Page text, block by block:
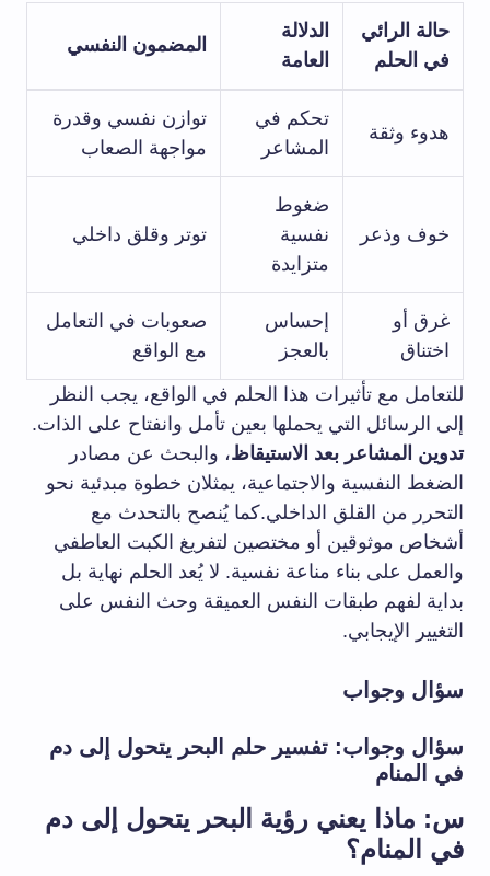
حالة الرائي
في الحلم
الدلالة
العامة
المضمون النفسي
هدوء وثقة
تحكم في
المشاعر
توازن نفسي وقدرة
مواجهة الصعاب
خوف وذعر
ضغوط
نفسية
متزايدة
توتر وقلق داخلي
غرق أو
اختناق
إحساس
بالعجز
صعوبات في التعامل
مع الواقع
للتعامل مع تأثيرات هذا الحلم في الواقع، يجب النظر
إلى الرسائل التي يحملها بعين تأمل وانفتاح على الذات.
تدوين المشاعر بعد الاستيقاظ، والبحث عن مصادر
الضغط النفسية والاجتماعية، يمثلان خطوة مبدئية نحو
التحرر من القلق الداخلي.كما يُنصح بالتحدث مع
أشخاص موثوقين أو مختصين لتفريغ الكبت العاطفي
والعمل على بناء مناعة نفسية. لا يُعد الحلم نهاية بل
بداية لفهم طبقات النفس العميقة وحث النفس على
التغيير الإيجابي.
سؤال وجواب
سؤال وجواب: تفسير حلم البحر يتحول إلى دم
في المنام
س: ماذا يعني رؤية البحر يتحول إلى دم
في المنام؟